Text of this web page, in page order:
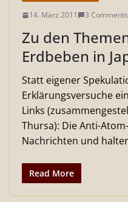
14. März 2011 3 Comments
Zu den
Erdbeben in
Statt eigener
Erklärungsversuche
Links
Thursa): Die Anti-
Nachrichten und
Read More